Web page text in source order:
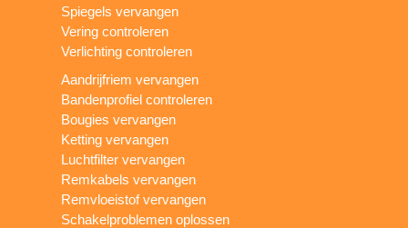
Spiegels vervangen
Vering controleren
Verlichting controleren
Aandrijfriem vervangen
Bandenprofiel controleren
Bougies vervangen
Ketting vervangen
Luchtfilter vervangen
Remkabels vervangen
Remvloeistof vervangen
Schakelproblemen oplossen